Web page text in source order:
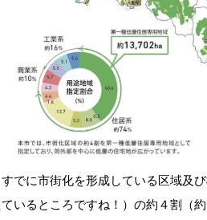
でに市街化を形成している区域及
いるところですね！）の約４割（